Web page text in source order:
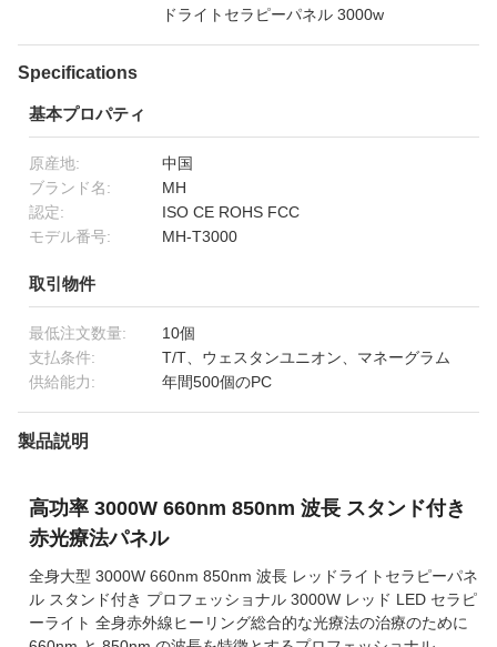
ドライトセラピーパネル 3000w
Specifications
基本プロパティ
原産地:
中国
ブランド名:
MH
認定:
ISO CE ROHS FCC
モデル番号:
MH-T3000
取引物件
最低注文数量:
10個
支払条件:
T/T、ウェスタンユニオン、マネーグラム
供給能力:
年間500個のPC
製品説明
高功率 3000W 660nm 850nm 波長 スタンド付き
赤光療法パネル
全身大型 3000W 660nm 850nm 波長 レッドライトセラピーパネ
ル スタンド付き プロフェッショナル 3000W レッド LED セラピ
ーライト 全身赤外線ヒーリング総合的な光療法の治療のために